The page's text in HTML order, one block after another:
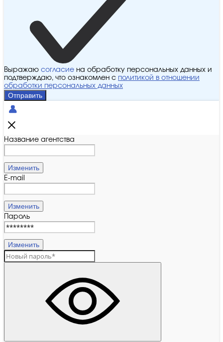
Выражаю согласие на обработку персональных данных и
подтверждаю, что ознакомлен с политикой в отношении
обработки персональных данных
Отправить
Название агентства
Изменить
E-mail
Изменить
Пароль
Изменить